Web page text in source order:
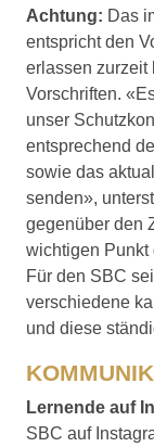
Achtung: Das
entspricht den
erlassen zurzeit
Vorschriften.
unser
entsprechend
sowie das
senden»,
gegenüber den
wichtigen Punkt
Für den SBC
verschiedene
und diese
Lernende auf
SBC auf